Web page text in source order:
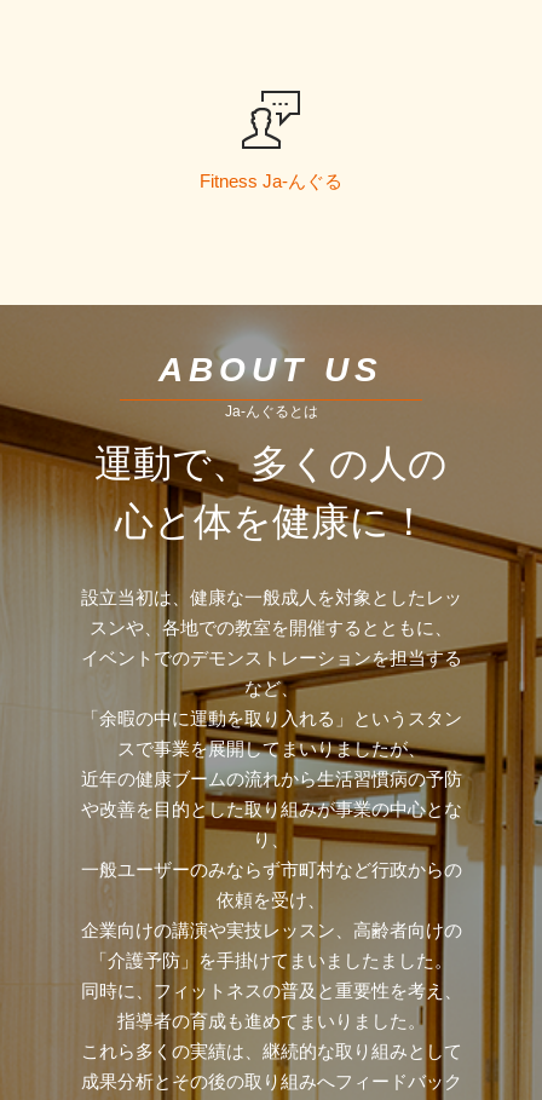
Fitness Ja-んぐる
ABOUT US
Ja-んぐるとは
運動で、多くの人の
心と体を健康に！
設立当初は、健康な一般成人を対象としたレッ
スンや、各地での教室を開催するとともに、
イベントでのデモンストレーションを担当する
など、
「余暇の中に運動を取り入れる」というスタン
スで事業を展開してまいりましたが、
近年の健康ブームの流れから生活習慣病の予防
や改善を目的とした取り組みが事業の中心とな
り、
一般ユーザーのみならず市町村など行政からの
依頼を受け、
企業向けの講演や実技レッスン、高齢者向けの
「介護予防」を手掛けてまいましたました。
同時に、フィットネスの普及と重要性を考え、
指導者の育成も進めてまいりました。
これら多くの実績は、継続的な取り組みとして
成果分析とその後の取り組みへフィードバック